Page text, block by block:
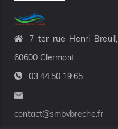
7 ter rue Henri Breuil,
60600 Clermont
03.44.50.19.65
contact@smbvbreche.fr